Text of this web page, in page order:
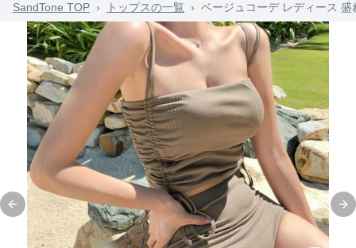
SandTone TOP › トップスの一覧 › ベージュコーデ レディース
Previous slide